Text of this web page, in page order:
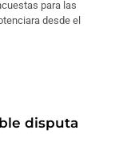
para las
desde el
disputa